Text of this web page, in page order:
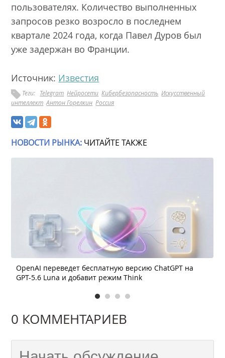
пользователях. Количество выполненных
запросов резко возросло в последнем
квартале 2024 года, когда Павел Дуров был
уже задержан во Франции.
Источник: Известия
Теги: Telegram Нейросети Кибербезопасность Искусственный
интеллект Антон Горелкин Россия
НОВОСТИ РЫНКА: ЧИТАЙТЕ ТАКЖЕ
OpenAI переведет бесплатную версию ChatGPT на
GPT-5.6 Luna и добавит режим Think
0 КОММЕНТАРИЕВ